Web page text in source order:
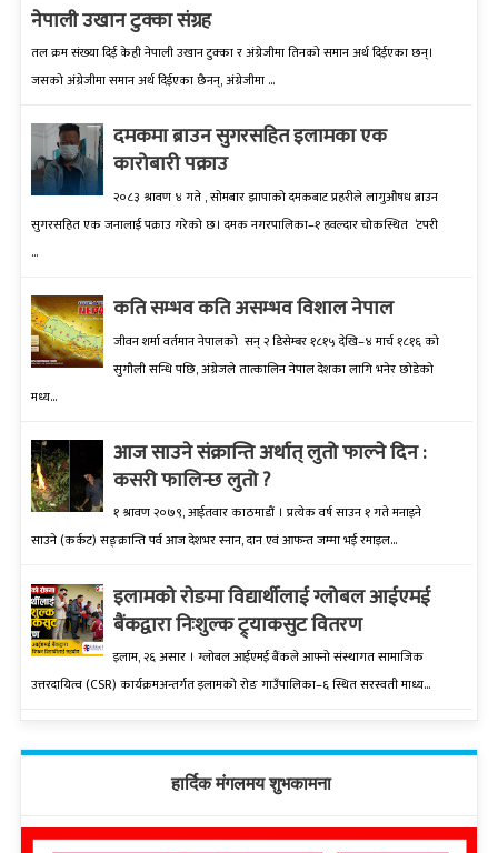
नेपाली उखान टुक्का संग्रह
तल क्रम संख्‍या दिई केही नेपाली उखान टुक्‍का र अंग्रेजीमा तिनको समान अर्थ दिईएका छन्।
जसको अंग्रेजीमा समान अर्थ दिईएका छैनन्, अंग्रेजीमा ...
दमकमा ब्राउन सुगरसहित इलामका एक
कारोबारी पक्राउ
२०८३ श्रावण ४ गते , सोमबार झापाको दमकबाट प्रहरीले लागुऔषध ब्राउन
सुगरसहित एक जनालाई पक्राउ गरेको छ। दमक नगरपालिका–१ हवल्दार चोकस्थित ‘टपरी
...
कति सम्भव कति असम्भव विशाल नेपाल
जीवन शर्मा वर्तमान नेपालको सन् २ डिसेम्बर १८१५ देखि–४ मार्च १८१६ को
सुगौली सन्धि पछि, अंग्रेजले तात्कालिन नेपाल देशका लागि भनेर छोडेको
मध्य...
आज साउने संक्रान्ति अर्थात् लुतो फाल्ने दिन :
कसरी फालिन्छ लुतो ?
१ श्रावण २०७९, आईतवार काठमाडौं । प्रत्येक वर्ष साउन १ गते मनाइने
साउने (कर्कट) सङ्क्रान्ति पर्व आज देशभर स्नान, दान एवं आफन्त जम्मा भई रमाइल...
इलामकाे राेङमा विद्यार्थीलाई ग्लोबल आईएमई
बैंकद्वारा निःशुल्क ट्र्याकसुट वितरण
इलाम, २६ असार । ग्लोबल आईएमई बैंकले आफ्नो संस्थागत सामाजिक
उत्तरदायित्व (CSR) कार्यक्रमअन्तर्गत इलामको रोङ गाउँपालिका–६ स्थित सरस्वती माध्य...
हार्दिक मंगलमय शुभकामना